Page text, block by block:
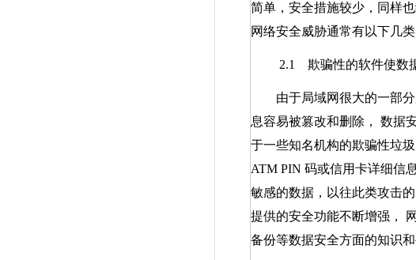
简单，安全措施较少，同样
网络安全威胁通常有以下几类
2.1 欺骗性的软件使数
由于局域网很大的一部分
息容易被篡改和删除， 数据
于一些知名机构的欺骗性垃
ATM PIN 码或信用卡详细信
敏感的数据，以往此类攻击
提供的安全功能不断增强，
备份等数据安全方面的知识